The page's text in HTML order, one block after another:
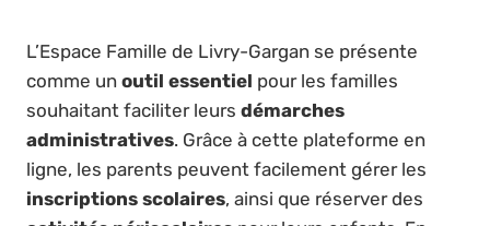
L’Espace Famille de Livry-Gargan se présente
comme un outil essentiel pour les familles
souhaitant faciliter leurs démarches
administratives. Grâce à cette plateforme en
ligne, les parents peuvent facilement gérer les
inscriptions scolaires, ainsi que réserver des